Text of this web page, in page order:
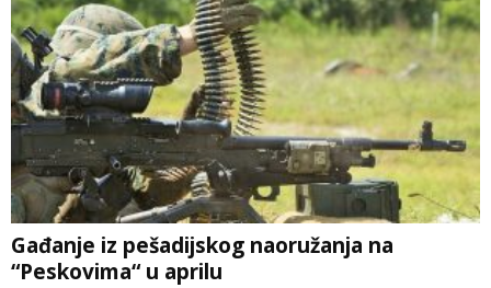
Gađanje iz pešadijskog naoružanja na
“Peskovima“ u aprilu